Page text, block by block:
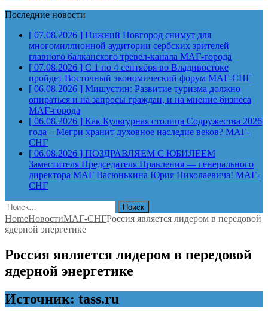
Последние новости
[ 07.08.2026 ] Нижний Новгород снимут для
многомиллионной аудитории сербских зрителей
главного балканского тревел-канала МАГ-города
[ 07.08.2026 ] С 1 по 4 сентября во Владивостоке
пройдет Восточный экономический форум МАГ-СНГ
[ 06.08.2026 ] Мишустин: Развитие туризма должно
опираться и на запросы граждан, и на мнение бизнеса
МАГ-города
[ 06.08.2026 ] Как Культурная столица Содружества 2026
года – Мегри хранит духовное наследие веков? МАГ-
СНГ
[ 06.08.2026 ] ПОЗДРАВЛЯЕМ С ЮБИЛЕЕМ
Заместителя Председателя Правления — генерального
директора МАГ Васюнькина Юрия Николаевича! МАГ-
СНГ
Найти:
HomeНовостиМАГ-СНГРоссия является лидером в передовой
ядерной энергетике
Россия является лидером в передовой
ядерной энергетике
Источник: tass.ru